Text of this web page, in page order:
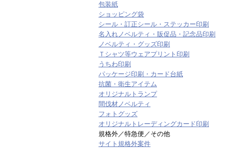
包装紙
ショッピング袋
シール・訂正シール・ステッカー印刷
名入れノベルティ・販促品・記念品印刷
ノベルティ・グッズ印刷
Ｔシャツ等ウェアプリント印刷
うちわ印刷
パッケージ印刷・カード台紙
抗菌・衛生アイテム
オリジナルトランプ
間伐材ノベルティ
フォトグッズ
オリジナルトレーディングカード印刷
規格外／特急便／その他
サイト規格外案件